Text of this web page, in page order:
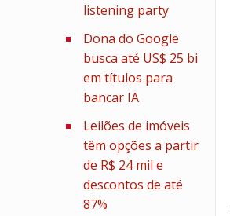
listening party
Dona do Google
busca até US$ 25 bi
em títulos para
bancar IA
Leilões de imóveis
têm opções a partir
de R$ 24 mil e
descontos de até
87%